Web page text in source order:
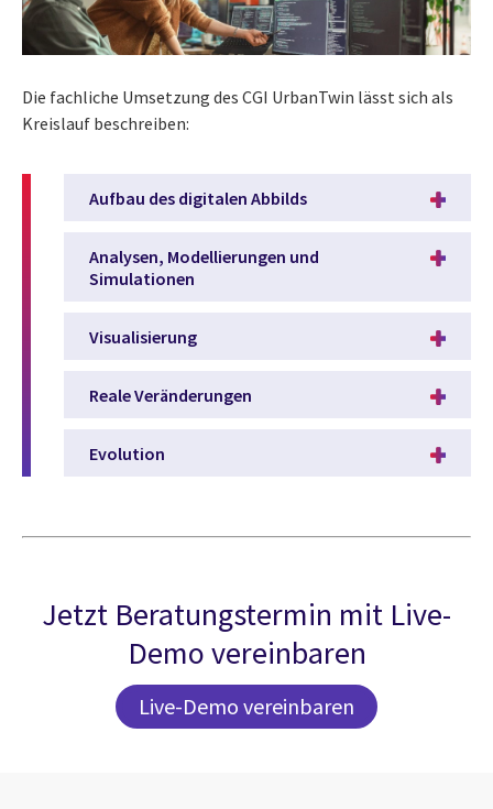
Die fachliche Umsetzung des CGI UrbanTwin lässt sich als
Kreislauf beschreiben:
Aufbau des digitalen Abbilds
Analysen, Modellierungen und
Simulationen
Visualisierung
Reale Veränderungen
Evolution
Jetzt Beratungstermin mit Live-
Demo vereinbaren
Live-Demo vereinbaren